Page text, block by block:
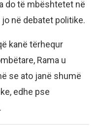
do të mbështetet në
në debatet politike.
kanë tërhequr
Rama u
se ato janë shumë
edhe pse